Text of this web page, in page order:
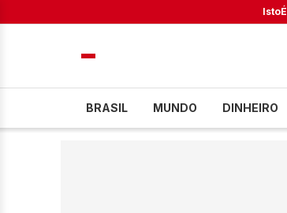
IstoÉ
BRASIL MUNDO DINHEIRO